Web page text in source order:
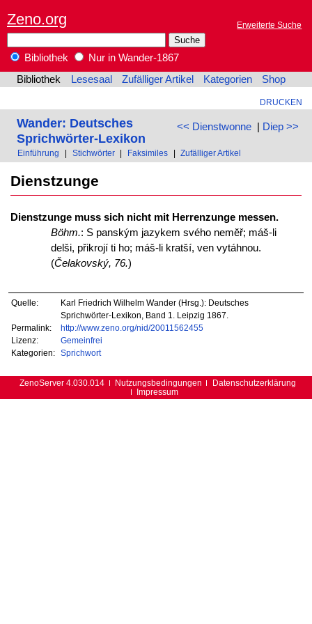
Zeno.org Erweiterte Suche
Bibliothek
Nur in Wander-1867
Bibliothek
Lesesaal Zufälliger Artikel Kategorien Shop
DRUCKEN
<< Dienstwonne| Diep >>
Wander: Deutsches
Sprichwörter-Lexikon
Einführung Stichwörter Faksimiles Zufälliger Artikel
Dienstzunge
Dienstzunge muss sich nicht mit Herrenzunge messen.
Böhm.: S panským jazykem svého nemĕř; máš-li
delši, přikrojí ti ho; máš-li kratší, ven vytáhnou.
(Čelakovský, 76.)
Quelle:
Karl Friedrich Wilhelm Wander (Hrsg.): Deutsches
Sprichwörter-Lexikon, Band 1. Leipzig 1867.
Permalink:
http://www.zeno.org/nid/20011562455
Lizenz:
Gemeinfrei
Kategorien:
Sprichwort
ZenoServer 4.030.014 Nutzungsbedingungen
Datenschutzerklärung
Impressum